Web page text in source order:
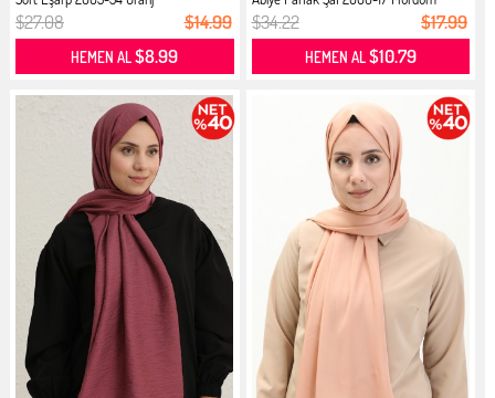
$27.08 $14.99
HEMEN AL$8.99
$34.22 $17.99
HEMEN AL$10.79